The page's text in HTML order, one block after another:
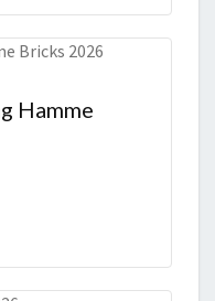
Hamme